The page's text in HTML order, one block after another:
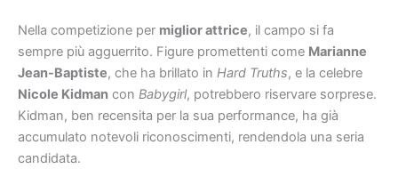
Nella competizione per miglior attrice, il campo si fa
sempre più agguerrito. Figure promettenti come Marianne
Jean-Baptiste, che ha brillato in Hard Truths, e la celebre
Nicole Kidman con Babygirl, potrebbero riservare sorprese.
Kidman, ben recensita per la sua performance, ha già
accumulato notevoli riconoscimenti, rendendola una seria
candidata.